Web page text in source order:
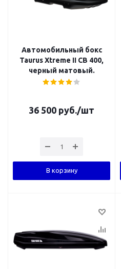
Автомобильный бокс
Taurus Xtreme II CB 400,
черный матовый.
36 500 руб./шт
В корзину